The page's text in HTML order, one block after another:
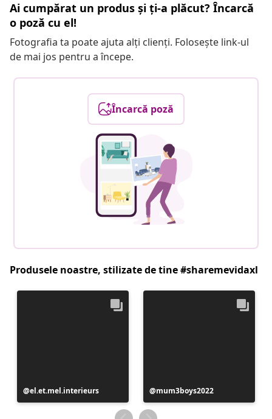
Ai cumpărat un produs și ți-a plăcut? Încarcă
o poză cu el!
Fotografia ta poate ajuta alți clienți. Folosește link-ul
de mai jos pentru a începe.
Încarcă poză
Produsele noastre, stilizate de tine #sharemevidaxl
Postare
publicată
el.et.mel.interieurs
Postare
publicată
de
mum3boys2022